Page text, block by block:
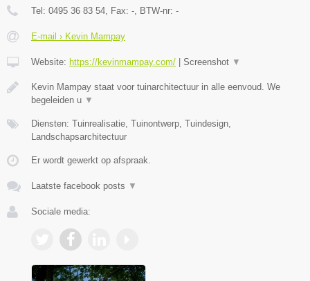
Tel: 0495 36 83 54, Fax: -, BTW-nr: -
E-mail › Kevin Mampay
Website: https://kevinmampay.com/ Screenshot ▼
Kevin Mampay staat voor tuinarchitectuur in alle eenvoud. We
begeleiden u ▼
Diensten: Tuinrealisatie, Tuinontwerp, Tuindesign,
Landschapsarchitectuur
Er wordt gewerkt op afspraak.
Laatste facebook posts ▼
Sociale media: